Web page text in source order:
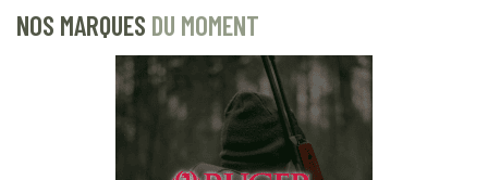
NOS MARQUES DU MOMENT